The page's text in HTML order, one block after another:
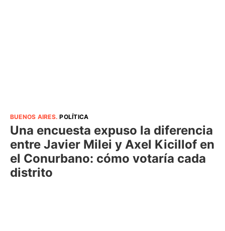
BUENOS AIRES.POLÍTICA
Una encuesta expuso la diferencia
entre Javier Milei y Axel Kicillof en
el Conurbano: cómo votaría cada
distrito